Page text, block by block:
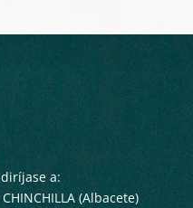
a:
(Albacete)